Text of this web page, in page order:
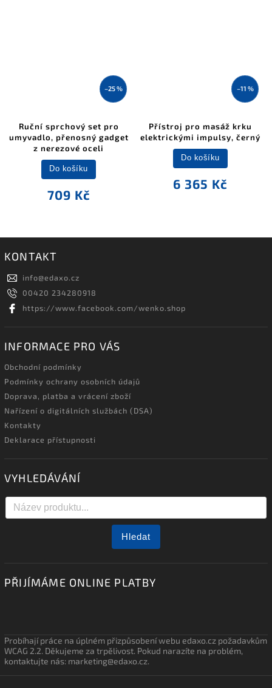
–25 %
Ruční sprchový set pro
umyvadlo, přenosný gadget
z nerezové oceli
709 Kč
Do košíku
–11 %
Přístroj pro masáž krku
elektrickými impulsy, černý
6 365 Kč
Do košíku
KONTAKT
info@edaxo.cz
00420 234280918
https://www.facebook.com/wenko.shop
INFORMACE PRO VÁS
Obchodní podmínky
Podmínky ochrany osobních údajů
Doprava, platba a vrácení zboží
Nařízení o digitálních službách (DSA)
Kontakty
Deklarace přístupnosti
VYHLEDÁVÁNÍ
Hledat
PŘIJÍMÁME ONLINE PLATBY
Probíhají práce na úplném přizpůsobení webu edaxo.cz požadavkům
WCAG 2.2. Děkujeme za trpělivost. Pokud narazíte na problém,
kontaktujte nás: marketing@edaxo.cz.